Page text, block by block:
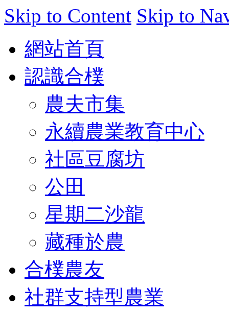
Skip to Content Skip to
網站首頁
認識合樸
農夫市集
永續農業教育中心
社區豆腐坊
公田
星期二沙龍
藏種於農
合樸農友
社群支持型農業